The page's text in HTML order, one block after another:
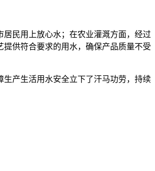
民用上放心水；在农业灌溉方面，经过
供符合要求的用水，确保产品质量不受
产生活用水安全立下了汗马功劳，持续